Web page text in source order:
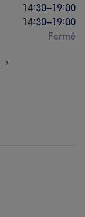
14:30–19:00
14:30–19:00
Fermé
>